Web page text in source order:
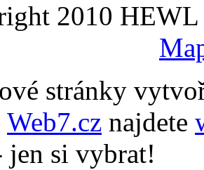
2010 HEWL
stránky
Web7.cz najdete
jen si vybrat!